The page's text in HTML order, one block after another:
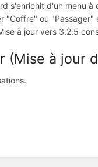
s'enrichit d'un menu
"Coffre" ou
à jour vers 3.2.5
(Mise à jour